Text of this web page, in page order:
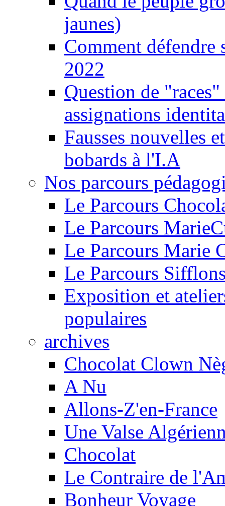
jaunes)
Comment défendre
2022
Question de
assignations
Fausses nouvelles
bobards à l'I.A
Nos parcours
Le Parcours
Le Parcours
Le Parcours Marie
Le Parcours
Exposition et
populaires
archives
Chocolat Clown
A Nu
Allons-Z'en-France
Une Valse
Chocolat
Le Contraire de
Bonheur Voyage